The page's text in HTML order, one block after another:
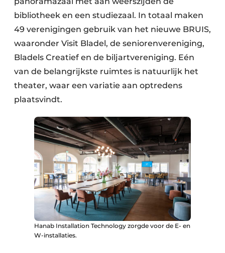
bibliotheek en een studiezaal. In totaal maken
49 verenigingen gebruik van het nieuwe BRUIS,
waaronder Visit Bladel, de seniorenvereniging,
Bladels Creatief en de biljartvereniging. Eén
van de belangrijkste ruimtes is natuurlijk het
theater, waar een variatie aan optredens
plaatsvindt.
Hanab Installation Technology zorgde voor de E- en
W-installaties.